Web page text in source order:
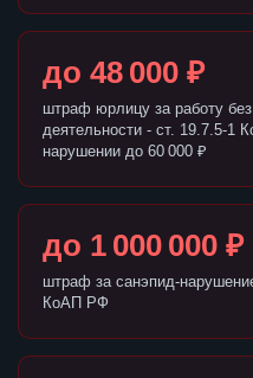
до 48 000 ₽
штраф юрлицу за работу
деятельности - ст. 19.7.5-1
нарушении до 60 000 ₽
до 1 000 000 ₽
штраф за санэпид-
КоАП РФ